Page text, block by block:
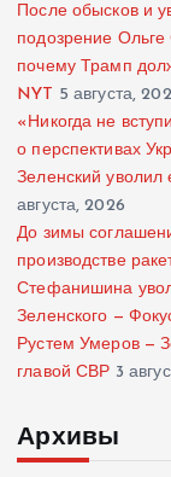
После обысков и
подозрение
почему Трамп
NYT 5 августа,
«Никогда не
о перспективах
Зеленский уволил
августа, 2026
До зимы
производстве
Стефанишина
Зеленского —
Рустем Умеров —
главой СВР 3
Архивы